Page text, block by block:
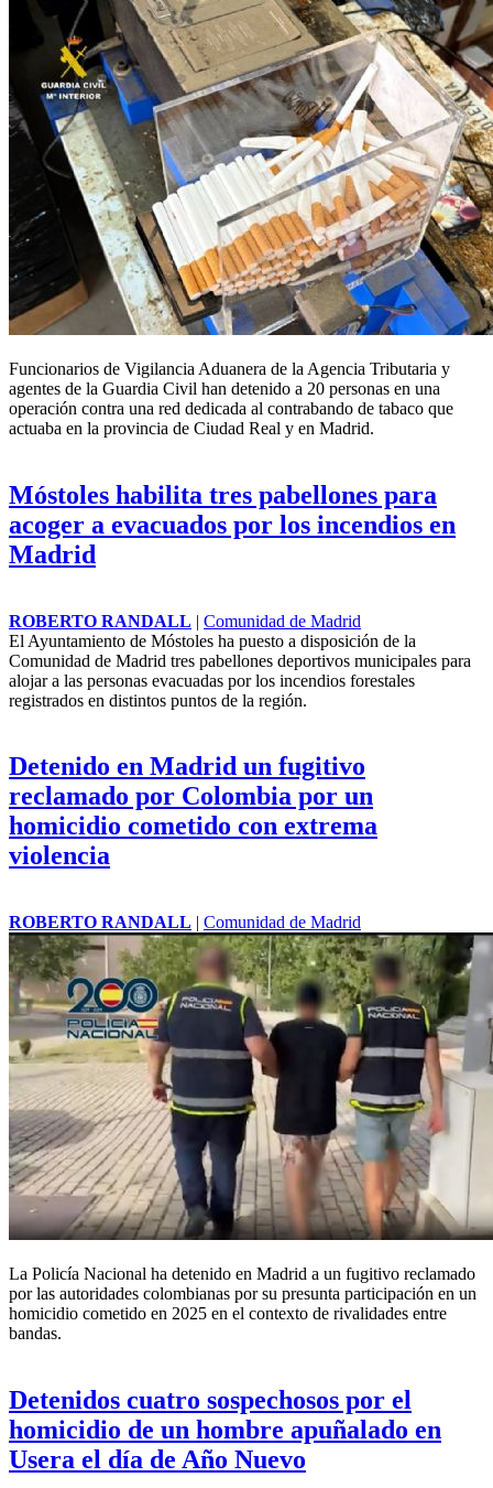
Funcionarios de Vigilancia Aduanera de la Agencia Tributaria y
agentes de la Guardia Civil han detenido a 20 personas en una
operación contra una red dedicada al contrabando de tabaco que
actuaba en la provincia de Ciudad Real y en Madrid.
Móstoles habilita tres pabellones para
acoger a evacuados por los incendios en
Madrid
ROBERTO RANDALL | Comunidad de Madrid
El Ayuntamiento de Móstoles ha puesto a disposición de la
Comunidad de Madrid tres pabellones deportivos municipales para
alojar a las personas evacuadas por los incendios forestales
registrados en distintos puntos de la región.
Detenido en Madrid un fugitivo
reclamado por Colombia por un
homicidio cometido con extrema
violencia
ROBERTO RANDALL | Comunidad de Madrid
La Policía Nacional ha detenido en Madrid a un fugitivo reclamado
por las autoridades colombianas por su presunta participación en un
homicidio cometido en 2025 en el contexto de rivalidades entre
bandas.
Detenidos cuatro sospechosos por el
homicidio de un hombre apuñalado en
Usera el día de Año Nuevo